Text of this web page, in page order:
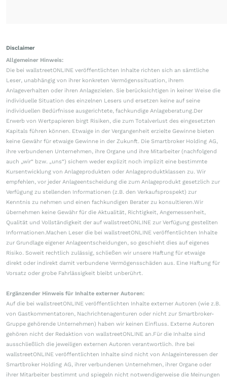
Disclaimer
Allgemeiner Hinweis:
Die bei wallstreetONLINE veröffentlichten Inhalte richten sich an sämtliche
Leser, unabhängig von ihrer konkreten Vermögenssituation, ihrem
Anlageverhalten oder ihren Anlagezielen. Sie berücksichtigen in keiner Weise die
individuelle Situation des einzelnen Lesers und ersetzen keine auf seine
individuellen Bedürfnisse ausgerichtete, fachkundige Anlageberatung.Der
Erwerb von Wertpapieren birgt Risiken, die zum Totalverlust des eingesetzten
Kapitals führen können. Etwaige in der Vergangenheit erzielte Gewinne bieten
keine Gewähr für etwaige Gewinne in der Zukunft. Die Smartbroker Holding AG,
ihre verbundenen Unternehmen, ihre Organe und ihre Mitarbeiter (nachfolgend
auch „wir“ bzw. „uns“) sichern weder explizit noch implizit eine bestimmte
Kursentwicklung von Anlageprodukten oder Anlageproduktklassen zu. Wir
empfehlen, vor jeder Anlageentscheidung die zum Anlageprodukt gesetzlich zur
Verfügung zu stellenden Informationen (z.B. den Verkaufsprospekt) zur
Kenntnis zu nehmen und einen fachkundigen Berater zu konsultieren.Wir
übernehmen keine Gewähr für die Aktualität, Richtigkeit, Angemessenheit,
Qualität und Vollständigkeit der auf wallstreetONLINE zur Verfügung gestellten
Informationen.Machen Leser die bei wallstreetONLINE veröffentlichten Inhalte
zur Grundlage eigener Anlageentscheidungen, so geschieht dies auf eigenes
Risiko. Soweit rechtlich zulässig, schließen wir unsere Haftung für etwaige
direkt oder indirekt damit verbundene Vermögensschäden aus. Eine Haftung für
Vorsatz oder grobe Fahrlässigkeit bleibt unberührt.
Ergänzender Hinweis für Inhalte externer Autoren:
Auf die bei wallstreetONLINE veröffentlichten Inhalte externer Autoren (wie z.B.
von Gastkommentatoren, Nachrichtenagenturen oder nicht zur Smartbroker-
Gruppe gehörende Unternehmen) haben wir keinen Einfluss. Externe Autoren
gehören nicht der Redaktion von wallstreetONLINE an.Für die Inhalte sind
ausschließlich die jeweiligen externen Autoren verantwortlich. Ihre bei
wallstreetONLINE veröffentlichten Inhalte sind nicht von Anlageinteressen der
Smartbroker Holding AG, ihrer verbundenen Unternehmen, ihrer Organe oder
ihrer Mitarbeiter bestimmt und spiegeln nicht notwendigerweise die Meinungen